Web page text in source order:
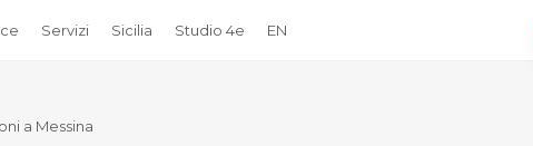
Servizi Sicilia Studio 4e EN
a Messina